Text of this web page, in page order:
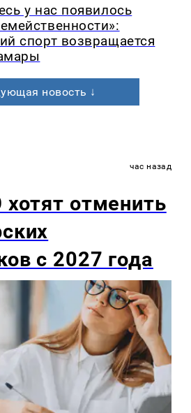
у нас появилось
спорт возвращается
новость ↓
час назад
отменить
с 2027 года